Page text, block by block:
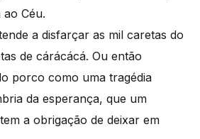
Céu.
a disfarçar as mil caretas do
de cárácácá. Ou então
porco como uma tragédia
da esperança, que um
a obrigação de deixar em